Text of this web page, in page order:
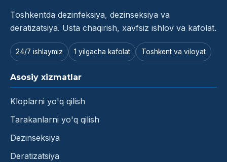
Toshkentda dezinfeksiya, dezinseksiya va
deratizatsiya. Usta chaqirish, xavfsiz ishlov va kafolat.
24/7 ishlaymiz 1 yilgacha kafolat Toshkent va viloyat
Asosiy xizmatlar
Kloplarni yo'q qilish
Tarakanlarni yo'q qilish
Dezinseksiya
Deratizatsiya